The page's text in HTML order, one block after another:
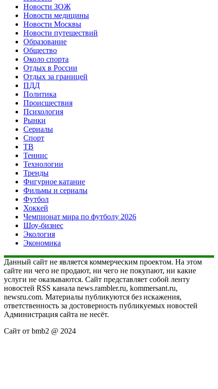
Новости ЗОЖ
Новости медицины
Новости Москвы
Новости путешествий
Образование
Общество
Около спорта
Отдых в России
Отдых за границей
ПДД
Политика
Происшествия
Психология
Рынки
Сериалы
Спорт
ТВ
Теннис
Технологии
Тренды
Фигурное катание
Фильмы и сериалы
Футбол
Хоккей
Чемпионат мира по футболу 2026
Шоу-бизнес
Экология
Экономика
Данный сайт не является коммерческим проектом. На этом
сайте ни чего не продают, ни чего не покупают, ни какие
услуги не оказываются. Сайт представляет собой ленту
новостей RSS канала news.rambler.ru, kommersant.ru,
newsru.com. Материалы публикуются без искажения,
ответственность за достоверность публикуемых новостей
Администрация сайта не несёт.
Сайт от bmb2 @ 2024